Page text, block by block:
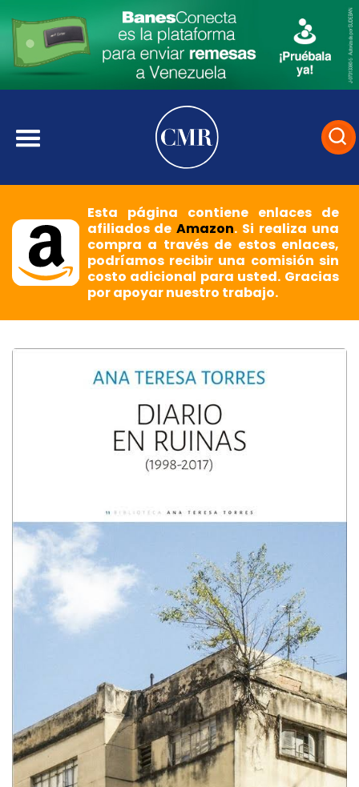
Esta página contiene enlaces de
afiliados deAmazon. Si realiza una
compra a través de estos enlaces,
podríamos recibir una comisión sin
costo adicional para usted. Gracias
por apoyar nuestro trabajo.